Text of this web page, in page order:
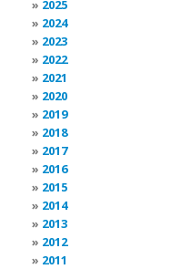
2025
2024
2023
2022
2021
2020
2019
2018
2017
2016
2015
2014
2013
2012
2011